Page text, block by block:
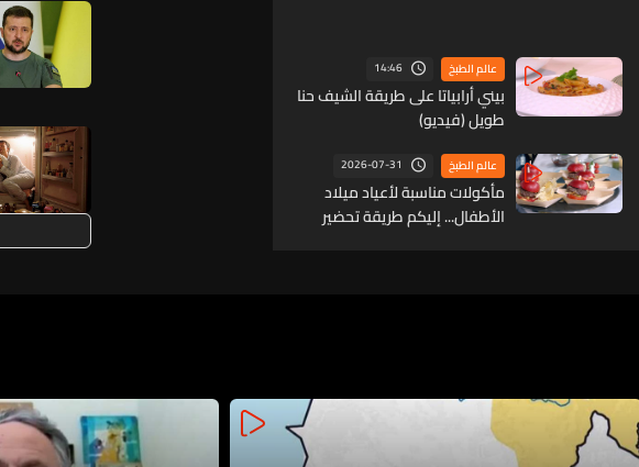
عالم الطبخ 14:46
بيني أرابياتا على طريقة الشيف حنا
طويل (فيديو)
عالم الطبخ 2026-07-31
مأكولات مناسبة لأعياد ميلاد
الأطفال... إليكم طريقة تحضير